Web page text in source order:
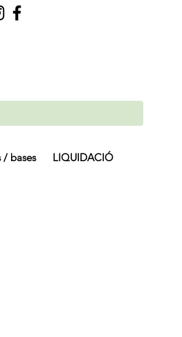
/ bases LIQUIDACIÓ